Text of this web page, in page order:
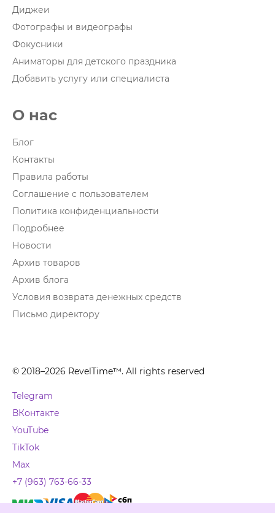
Диджеи
Фотографы и видеографы
Фокусники
Аниматоры для детского праздника
Добавить услугу или специалиста
О нас
Блог
Контакты
Правила работы
Соглашение с пользователем
Политика конфиденциальности
Подробнее
Новости
Архив товаров
Архив блога
Условия возврата денежных средств
Письмо директору
© 2018–2026 RevelTime™. All rights reserved
Telegram
ВКонтакте
YouTube
TikTok
Max
+7 (963) 763-66-33